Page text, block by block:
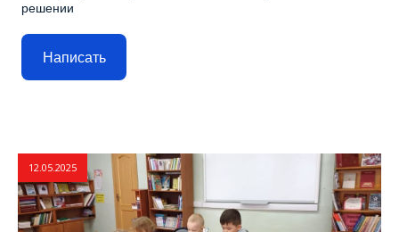
решении
Написать
12.05.2025